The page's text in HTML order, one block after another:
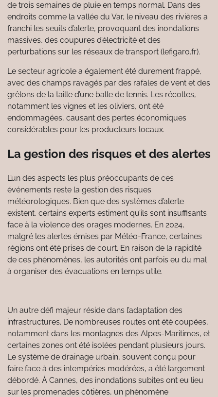
de trois semaines de pluie en temps normal. Dans des
endroits comme la vallée du Var, le niveau des rivières a
franchi les seuils d’alerte, provoquant des inondations
massives, des coupures d’électricité et des
perturbations sur les réseaux de transport (lefigaro.fr).
Le secteur agricole a également été durement frappé,
avec des champs ravagés par des rafales de vent et des
grêlons de la taille d’une balle de tennis. Les récoltes,
notamment les vignes et les oliviers, ont été
endommagées, causant des pertes économiques
considérables pour les producteurs locaux.
La gestion des risques et des alertes
L’un des aspects les plus préoccupants de ces
événements reste la gestion des risques
météorologiques. Bien que des systèmes d’alerte
existent, certains experts estiment qu’ils sont insuffisants
face à la violence des orages modernes. En 2024,
malgré les alertes émises par Météo-France, certaines
régions ont été prises de court. En raison de la rapidité
de ces phénomènes, les autorités ont parfois eu du mal
à organiser des évacuations en temps utile.
Un autre défi majeur réside dans l’adaptation des
infrastructures. De nombreuses routes ont été coupées,
notamment dans les montagnes des Alpes-Maritimes, et
certaines zones ont été isolées pendant plusieurs jours.
Le système de drainage urbain, souvent conçu pour
faire face à des intempéries modérées, a été largement
débordé. À Cannes, des inondations subites ont eu lieu
sur les promenades côtières, un phénomène